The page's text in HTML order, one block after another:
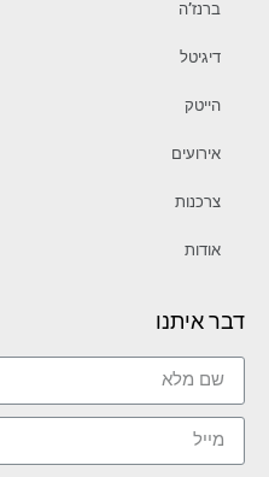
ברנז’ה
דיגיטל
הייטק
אירועים
צרכנות
אודות
דבר איתנו